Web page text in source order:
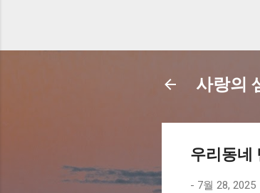
사랑의
우리동네
- 7월 28, 2025